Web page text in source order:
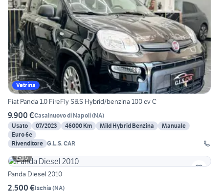
Vetrina
Fiat Panda 1.0 FireFly S&S Hybrid/benzina 100 cv C
9.900 €Casalnuovo di Napoli(NA)
Usato
07/2023 46000 Km Mild Hybrid Benzina
Manuale
Euro 6e
Rivenditore G.L.S. CAR
5
Panda Diesel 2010
2.500 €Ischia (NA)